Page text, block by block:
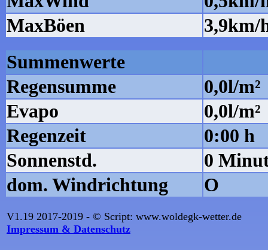
MaxBöen
3,9km/
Summenwerte
Regensumme
0,0l/m²
Evapo
0,0l/m²
Regenzeit
0:00 h
Sonnenstd.
0
dom. Windrichtung
O
V1.19 2017-2019 - © Script: www.woldegk-wetter.de
Impressum & Datenschutz